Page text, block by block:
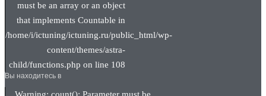
must be an array or an object
that implements Countable in
/home/i/ictuning/ictuning.ru/public_html/wp-
content/themes/astra-
child/functions.php on line 108
Вы находитесь в